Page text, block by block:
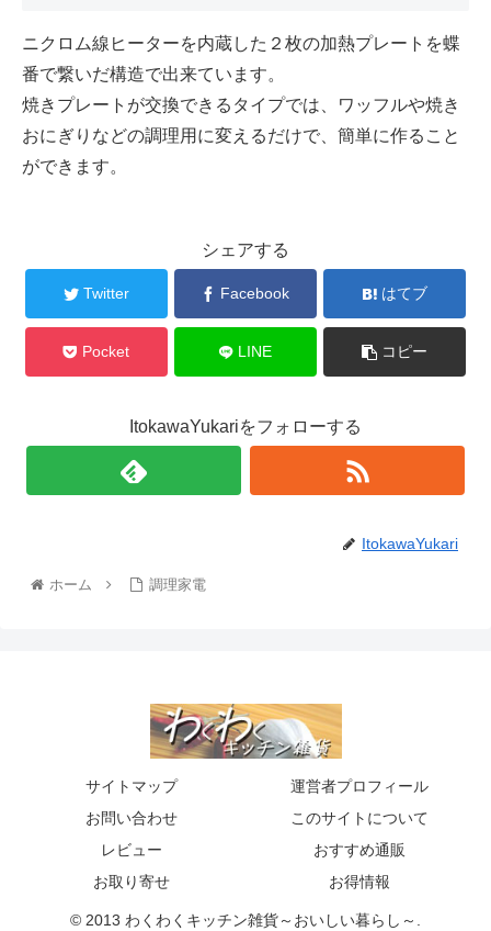
ニクロム線ヒーターを内蔵した２枚の加熱プレートを蝶
番で繋いだ構造で出来ています。
焼きプレートが交換できるタイプでは、ワッフルや焼き
おにぎりなどの調理用に変えるだけで、簡単に作ること
ができます。
シェアする
Twitter Facebook はてブ
Pocket LINE コピー
ItokawaYukariをフォローする
ItokawaYukari
ホーム 調理家電
サイトマップ
運営者プロフィール
お問い合わせ
このサイトについて
レビュー
おすすめ通販
お取り寄せ
お得情報
© 2013 わくわくキッチン雑貨～おいしい暮らし～.